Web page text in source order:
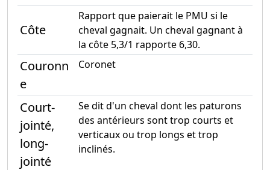
Côte
Rapport que paierait le PMU si le
cheval gagnait. Un cheval gagnant à
la côte 5,3/1 rapporte 6,30.
Couronn
e
Coronet
Court-
jointé,
long-
jointé
Se dit d'un cheval dont les paturons
des antérieurs sont trop courts et
verticaux ou trop longs et trop
inclinés.